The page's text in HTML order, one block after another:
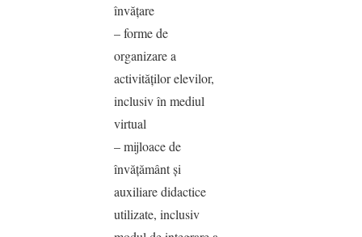
învăţare
– forme de
organizare a
activităţilor elevilor,
inclusiv în mediul
virtual
– mijloace de
învăţământ şi
auxiliare didactice
utilizate, inclusiv